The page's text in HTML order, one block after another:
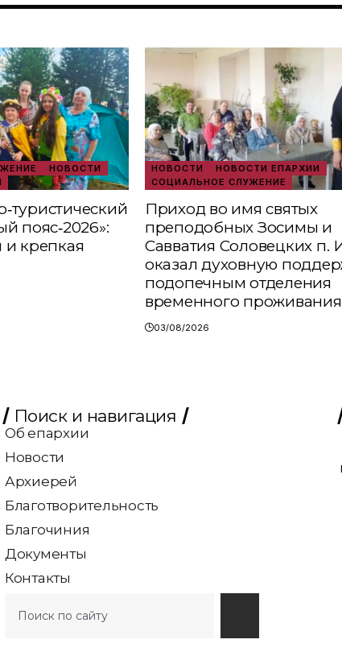
НОВОСТИ
пояс‑2026»:
крепкая
НОВОСТИ
НОВОСТИ ЕПАРХИИ
СОЦИАЛЬНОЕ СЛУЖЕНИЕ
Приход во имя святых
преподобных Зосимы и
Савватия Соловецких п.
оказал духовную
подопечным отделения
временного проживания
03/08/2026
Поиск и навигация
Об епархии
Новости
Архиерей
Благотворительность
Благочиния
Документы
Контакты